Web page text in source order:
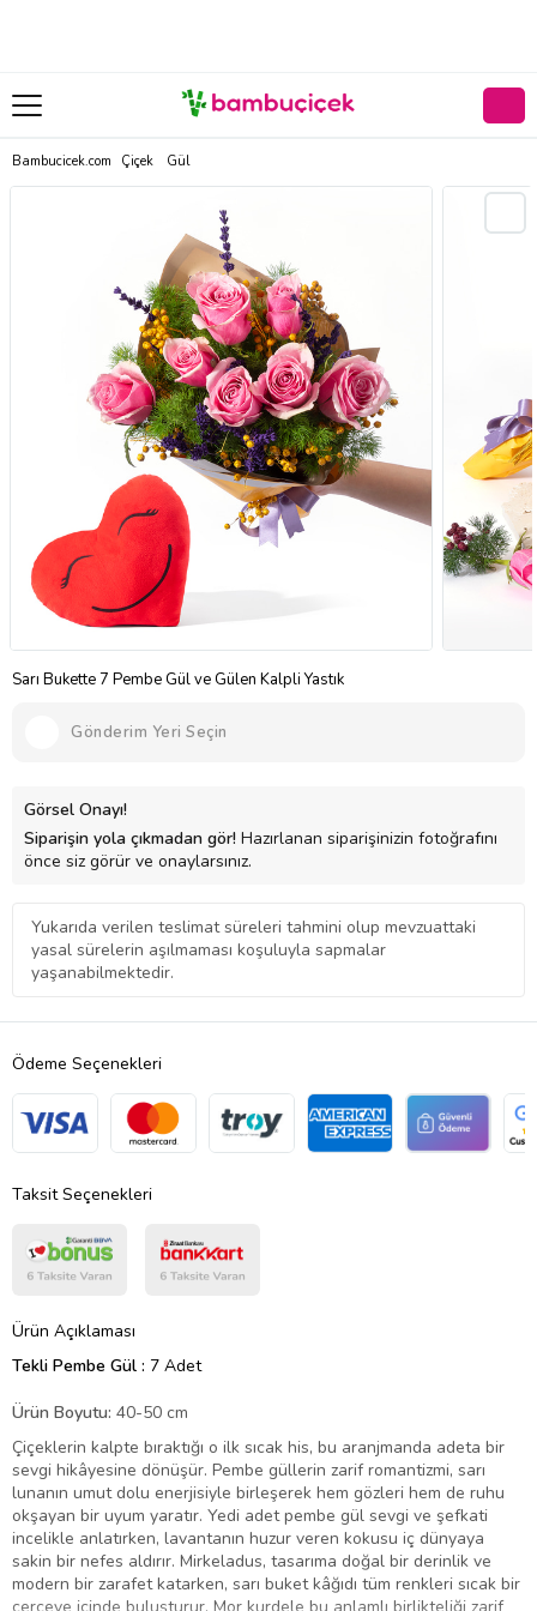
Bambucicek.com Çiçek Gül
Sarı Bukette 7 Pembe Gül ve Gülen Kalpli Yastık
Gönderim Yeri Seçin
Görsel Onayı!
Siparişin yola çıkmadan gör! Hazırlanan siparişinizin fotoğrafını
önce siz görür ve onaylarsınız.
Yukarıda verilen teslimat süreleri tahmini olup mevzuattaki
yasal sürelerin aşılmaması koşuluyla sapmalar
yaşanabilmektedir.
Ödeme Seçenekleri
Taksit Seçenekleri
Ürün Açıklaması
Tekli Pembe Gül : 7 Adet
Ürün Boyutu: 40-50 cm
Çiçeklerin kalpte bıraktığı o ilk sıcak his, bu aranjmanda adeta bir
sevgi hikâyesine dönüşür. Pembe güllerin zarif romantizmi, sarı
lunanın umut dolu enerjisiyle birleşerek hem gözleri hem de ruhu
okşayan bir uyum yaratır. Yedi adet pembe gül sevgi ve şefkati
incelikle anlatırken, lavantanın huzur veren kokusu iç dünyaya
sakin bir nefes aldırır. Mirkeladus, tasarıma doğal bir derinlik ve
modern bir zarafet katarken, sarı buket kâğıdı tüm renkleri sıcak bir